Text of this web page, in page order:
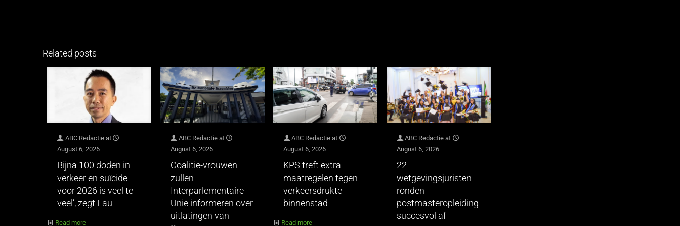
Related posts
ABC Redactie at
August 6, 2026
Bijna 100 doden in
verkeer en suïcide
voor 2026 is veel te
veel’, zegt Lau
Read more
ABC Redactie at
August 6, 2026
Coalitie-vrouwen
zullen
Interparlementaire
Unie informeren over
uitlatingen van
ABC Redactie at
August 6, 2026
KPS treft extra
maatregelen tegen
verkeersdrukte
binnenstad
Read more
ABC Redactie at
August 6, 2026
22
wetgevingsjuristen
ronden
postmasteropleiding
succesvol af